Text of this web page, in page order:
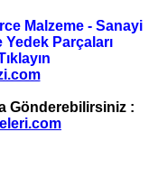
Malzeme - Sanayi
Parçaları
Gönderebilirsiniz :